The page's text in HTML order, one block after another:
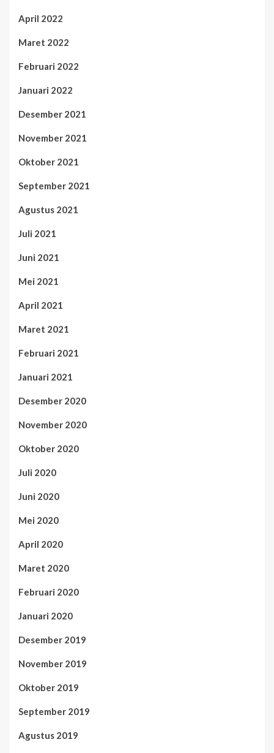
April 2022
Maret 2022
Februari 2022
Januari 2022
Desember 2021
November 2021
Oktober 2021
September 2021
Agustus 2021
Juli 2021
Juni 2021
Mei 2021
April 2021
Maret 2021
Februari 2021
Januari 2021
Desember 2020
November 2020
Oktober 2020
Juli 2020
Juni 2020
Mei 2020
April 2020
Maret 2020
Februari 2020
Januari 2020
Desember 2019
November 2019
Oktober 2019
September 2019
Agustus 2019